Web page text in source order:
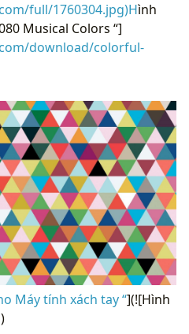
full/1760304.jpg)Hình
Musical Colors “]
download/colorful-
Máy tính xách tay “](![Hình